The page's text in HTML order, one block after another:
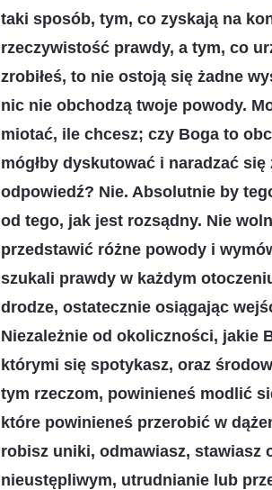
taki sposób, tym, co zyskają na
rzeczywistość prawdy, a tym, co
zrobiłeś, to nie ostoją się żadne
nic nie obchodzą twoje powody.
miotać, ile chcesz; czy Boga to
mógłby dyskutować i naradzać
odpowiedź? Nie. Absolutnie by
od tego, jak jest rozsądny. Nie
przedstawić różne powody i
szukali prawdy w każdym
drodze, ostatecznie osiągając
Niezależnie od okoliczności, jakie
którymi się spotykasz, oraz
tym rzeczom, powinieneś modlić
które powinieneś przerobić w
robisz uniki, odmawiasz, stawiasz
nieustępliwym, utrudnianie lub